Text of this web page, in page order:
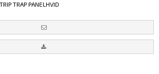
TRIP TRAP PANELHVID